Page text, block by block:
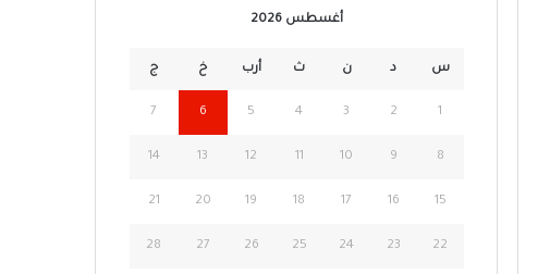
أغسطس 2026
س د ن ث أرب خ ج
1
2
3
4
5
6
7
8
9
10
11
12
13
14
15
16
17
18
19
20
21
22
23
24
25
26
27
28